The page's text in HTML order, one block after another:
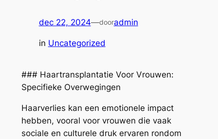
dec 22, 2024—dooradmin
in Uncategorized
### Haartransplantatie Voor Vrouwen:
Specifieke Overwegingen
Haarverlies kan een emotionele impact
hebben, vooral voor vrouwen die vaak
sociale en culturele druk ervaren rondom